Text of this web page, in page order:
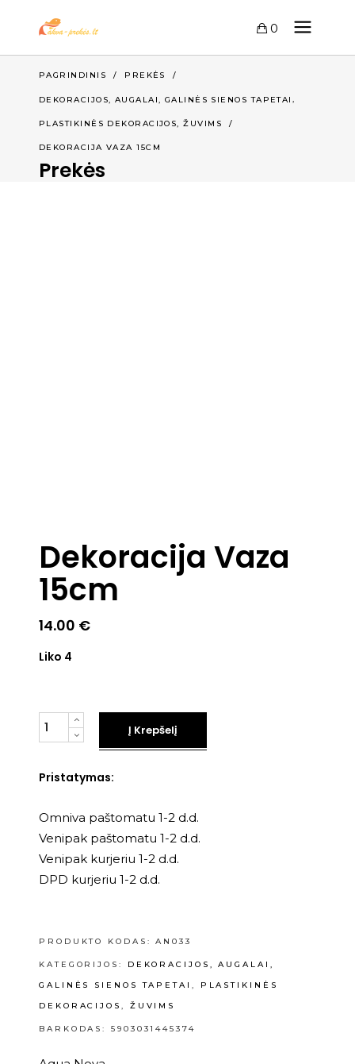
0
PAGRINDINIS / PREKĖS /
DEKORACIJOS, AUGALAI, GALINĖS SIENOS TAPETAI ,
PLASTIKINĖS DEKORACIJOS,ŽUVIMS /
DEKORACIJA VAZA 15CM
Prekės
Dekoracija Vaza
15cm
14.00 €
Liko 4
Kiekis
Į Krepšelį
Pristatymas:
Omniva paštomatu 1-2 d.d.
Venipak paštomatu 1-2 d.d.
Venipak kurjeriu 1-2 d.d.
DPD kurjeriu 1-2 d.d.
PRODUKTO KODAS:AN033
KATEGORIJOS: DEKORACIJOS, AUGALAI,
GALINĖS SIENOS TAPETAI ,
PLASTIKINĖS
DEKORACIJOS , ŽUVIMS
BARKODAS: 5903031445374